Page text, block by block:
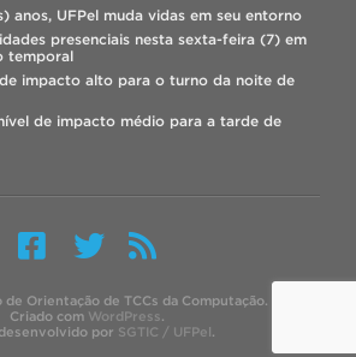
anos, UFPel muda vidas em seu entorno
presenciais nesta sexta-feira (7) em
temporal
impacto alto para o turno da noite de
de impacto médio para a tarde de
Orientação de TCCs da Computação.
Criado com WordPress.
por SGTIC / UFPel.